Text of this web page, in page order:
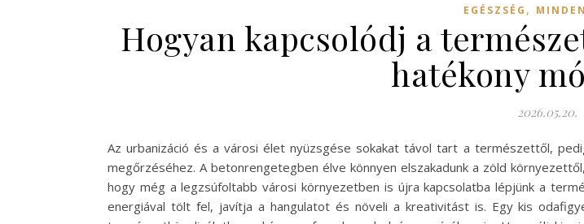
EGÉSZSÉG ,
Hogyan kapcsolódj a
hatékony
2026.05.20.
Az urbanizáció és a városi élet nyüzsgése sokakat távol tart a természettől,
megőrzéséhez. A betonrengetegben élve könnyen elszakadunk a zöld
hogy még a legzsúfoltabb városi környezetben is újra kapcsolatba lépjünk a
energiával tölt fel, javítja a hangulatot és növeli a kreativitást is. Egy kis